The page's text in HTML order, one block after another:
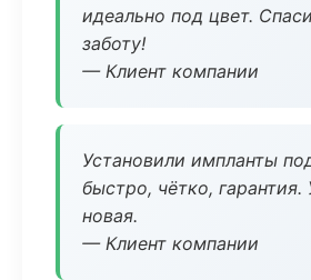
идеально под цвет.
заботу!
— Клиент компании
Установили импланты
быстро, чётко, гарантия.
новая.
— Клиент компании